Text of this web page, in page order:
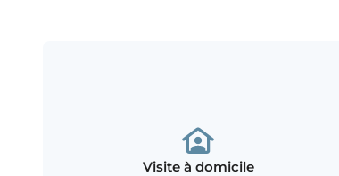
Visite à domicile